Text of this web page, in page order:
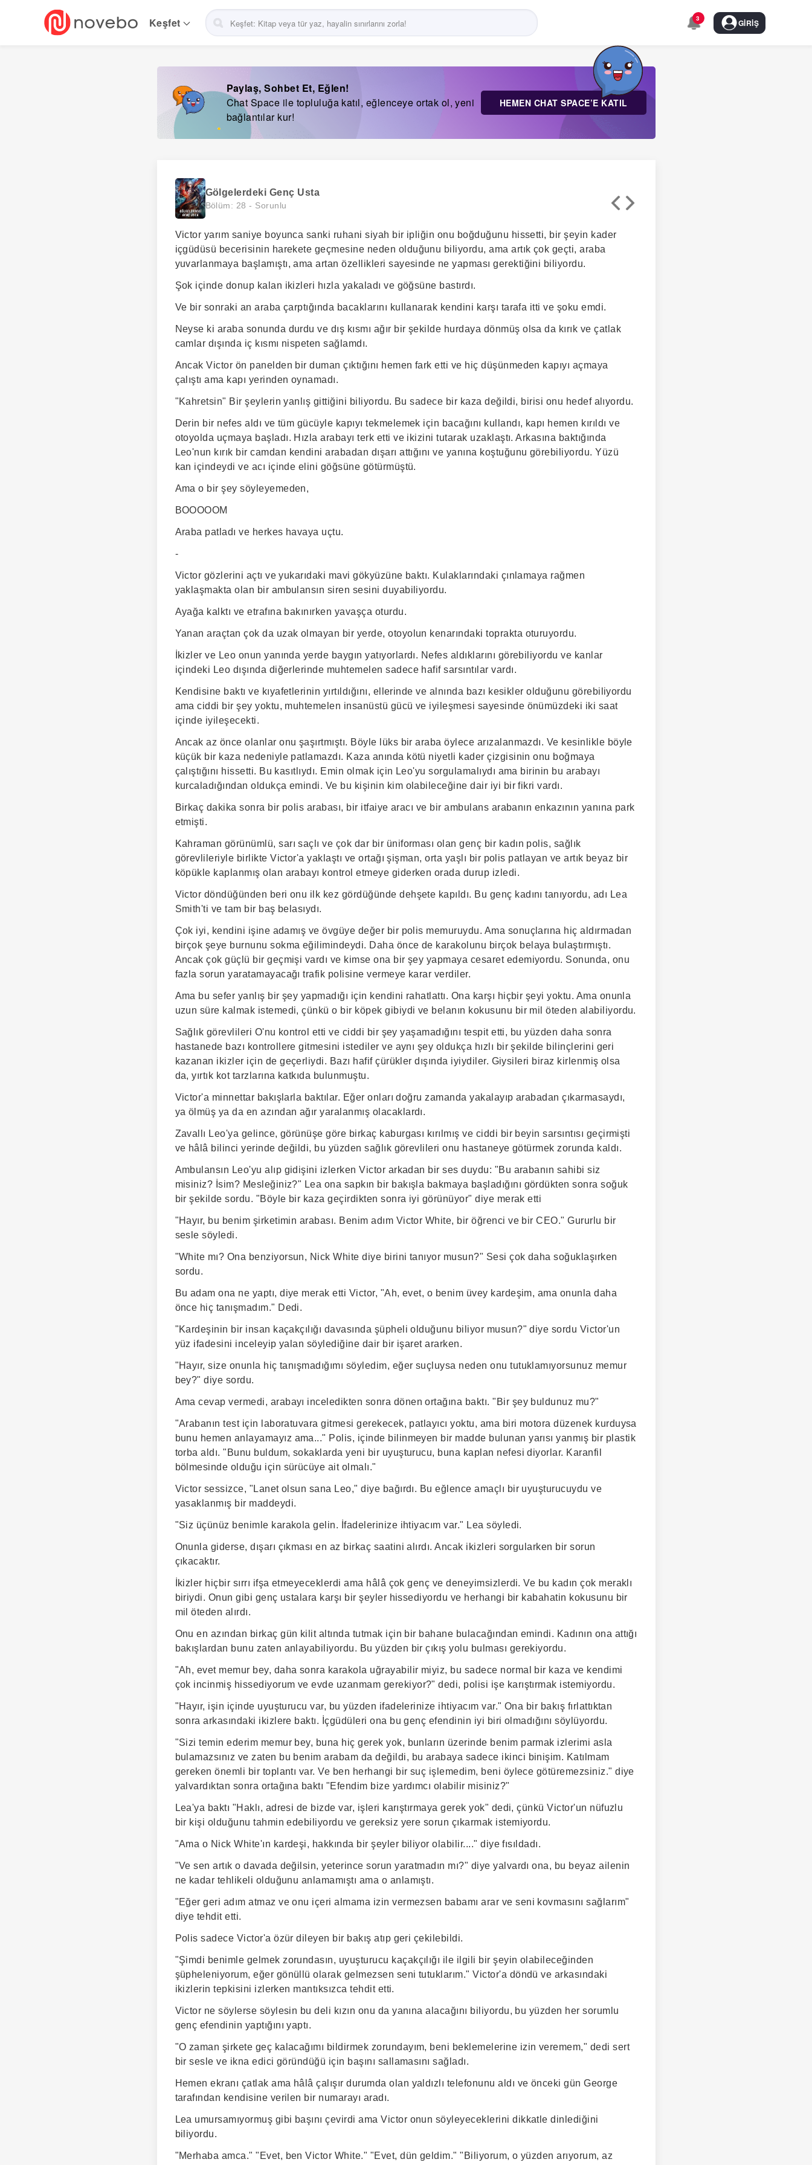
Keşfet 3 GIRIŞ
Paylaş, Sohbet Et, Eğlen!
Chat Space ile topluluğa katıl, eğlenceye ortak ol, yeni
bağlantılar kur!
HEMEN CHAT SPACE’E KATIL
Gölgelerdeki Genç Usta
Bölüm: 28 - Sorunlu
Victor yarım saniye boyunca sanki ruhani siyah bir ipliğin onu boğduğunu hissetti, bir şeyin kader
içgüdüsü becerisinin harekete geçmesine neden olduğunu biliyordu, ama artık çok geçti, araba
yuvarlanmaya başlamıştı, ama artan özellikleri sayesinde ne yapması gerektiğini biliyordu.
Şok içinde donup kalan ikizleri hızla yakaladı ve göğsüne bastırdı.
Ve bir sonraki an araba çarptığında bacaklarını kullanarak kendini karşı tarafa itti ve şoku emdi.
Neyse ki araba sonunda durdu ve dış kısmı ağır bir şekilde hurdaya dönmüş olsa da kırık ve çatlak
camlar dışında iç kısmı nispeten sağlamdı.
Ancak Victor ön panelden bir duman çıktığını hemen fark etti ve hiç düşünmeden kapıyı açmaya
çalıştı ama kapı yerinden oynamadı.
"Kahretsin" Bir şeylerin yanlış gittiğini biliyordu. Bu sadece bir kaza değildi, birisi onu hedef alıyordu.
Derin bir nefes aldı ve tüm gücüyle kapıyı tekmelemek için bacağını kullandı, kapı hemen kırıldı ve
otoyolda uçmaya başladı. Hızla arabayı terk etti ve ikizini tutarak uzaklaştı. Arkasına baktığında
Leo'nun kırık bir camdan kendini arabadan dışarı attığını ve yanına koştuğunu görebiliyordu. Yüzü
kan içindeydi ve acı içinde elini göğsüne götürmüştü.
Ama o bir şey söyleyemeden,
BOOOOOM
Araba patladı ve herkes havaya uçtu.
-
Victor gözlerini açtı ve yukarıdaki mavi gökyüzüne baktı. Kulaklarındaki çınlamaya rağmen
yaklaşmakta olan bir ambulansın siren sesini duyabiliyordu.
Ayağa kalktı ve etrafına bakınırken yavaşça oturdu.
Yanan araçtan çok da uzak olmayan bir yerde, otoyolun kenarındaki toprakta oturuyordu.
İkizler ve Leo onun yanında yerde baygın yatıyorlardı. Nefes aldıklarını görebiliyordu ve kanlar
içindeki Leo dışında diğerlerinde muhtemelen sadece hafif sarsıntılar vardı.
Kendisine baktı ve kıyafetlerinin yırtıldığını, ellerinde ve alnında bazı kesikler olduğunu görebiliyordu
ama ciddi bir şey yoktu, muhtemelen insanüstü gücü ve iyileşmesi sayesinde önümüzdeki iki saat
içinde iyileşecekti.
Ancak az önce olanlar onu şaşırtmıştı. Böyle lüks bir araba öylece arızalanmazdı. Ve kesinlikle böyle
küçük bir kaza nedeniyle patlamazdı. Kaza anında kötü niyetli kader çizgisinin onu boğmaya
çalıştığını hissetti. Bu kasıtlıydı. Emin olmak için Leo'yu sorgulamalıydı ama birinin bu arabayı
kurcaladığından oldukça emindi. Ve bu kişinin kim olabileceğine dair iyi bir fikri vardı.
Birkaç dakika sonra bir polis arabası, bir itfaiye aracı ve bir ambulans arabanın enkazının yanına park
etmişti.
Kahraman görünümlü, sarı saçlı ve çok dar bir üniforması olan genç bir kadın polis, sağlık
görevlileriyle birlikte Victor'a yaklaştı ve ortağı şişman, orta yaşlı bir polis patlayan ve artık beyaz bir
köpükle kaplanmış olan arabayı kontrol etmeye giderken orada durup izledi.
Victor döndüğünden beri onu ilk kez gördüğünde dehşete kapıldı. Bu genç kadını tanıyordu, adı Lea
Smith'ti ve tam bir baş belasıydı.
Çok iyi, kendini işine adamış ve övgüye değer bir polis memuruydu. Ama sonuçlarına hiç aldırmadan
birçok şeye burnunu sokma eğilimindeydi. Daha önce de karakolunu birçok belaya bulaştırmıştı.
Ancak çok güçlü bir geçmişi vardı ve kimse ona bir şey yapmaya cesaret edemiyordu. Sonunda, onu
fazla sorun yaratamayacağı trafik polisine vermeye karar verdiler.
Ama bu sefer yanlış bir şey yapmadığı için kendini rahatlattı. Ona karşı hiçbir şeyi yoktu. Ama onunla
uzun süre kalmak istemedi, çünkü o bir köpek gibiydi ve belanın kokusunu bir mil öteden alabiliyordu.
Sağlık görevlileri O'nu kontrol etti ve ciddi bir şey yaşamadığını tespit etti, bu yüzden daha sonra
hastanede bazı kontrollere gitmesini istediler ve aynı şey oldukça hızlı bir şekilde bilinçlerini geri
kazanan ikizler için de geçerliydi. Bazı hafif çürükler dışında iyiydiler. Giysileri biraz kirlenmiş olsa
da, yırtık kot tarzlarına katkıda bulunmuştu.
Victor'a minnettar bakışlarla baktılar. Eğer onları doğru zamanda yakalayıp arabadan çıkarmasaydı,
ya ölmüş ya da en azından ağır yaralanmış olacaklardı.
Zavallı Leo'ya gelince, görünüşe göre birkaç kaburgası kırılmış ve ciddi bir beyin sarsıntısı geçirmişti
ve hâlâ bilinci yerinde değildi, bu yüzden sağlık görevlileri onu hastaneye götürmek zorunda kaldı.
Ambulansın Leo'yu alıp gidişini izlerken Victor arkadan bir ses duydu: "Bu arabanın sahibi siz
misiniz? İsim? Mesleğiniz?" Lea ona sapkın bir bakışla bakmaya başladığını gördükten sonra soğuk
bir şekilde sordu. "Böyle bir kaza geçirdikten sonra iyi görünüyor" diye merak etti
"Hayır, bu benim şirketimin arabası. Benim adım Victor White, bir öğrenci ve bir CEO." Gururlu bir
sesle söyledi.
"White mı? Ona benziyorsun, Nick White diye birini tanıyor musun?" Sesi çok daha soğuklaşırken
sordu.
Bu adam ona ne yaptı, diye merak etti Victor, "Ah, evet, o benim üvey kardeşim, ama onunla daha
önce hiç tanışmadım." Dedi.
"Kardeşinin bir insan kaçakçılığı davasında şüpheli olduğunu biliyor musun?" diye sordu Victor'un
yüz ifadesini inceleyip yalan söylediğine dair bir işaret ararken.
"Hayır, size onunla hiç tanışmadığımı söyledim, eğer suçluysa neden onu tutuklamıyorsunuz memur
bey?" diye sordu.
Ama cevap vermedi, arabayı inceledikten sonra dönen ortağına baktı. "Bir şey buldunuz mu?"
"Arabanın test için laboratuvara gitmesi gerekecek, patlayıcı yoktu, ama biri motora düzenek kurduysa
bunu hemen anlayamayız ama..." Polis, içinde bilinmeyen bir madde bulunan yarısı yanmış bir plastik
torba aldı. "Bunu buldum, sokaklarda yeni bir uyuşturucu, buna kaplan nefesi diyorlar. Karanfil
bölmesinde olduğu için sürücüye ait olmalı."
Victor sessizce, "Lanet olsun sana Leo," diye bağırdı. Bu eğlence amaçlı bir uyuşturucuydu ve
yasaklanmış bir maddeydi.
"Siz üçünüz benimle karakola gelin. İfadelerinize ihtiyacım var." Lea söyledi.
Onunla giderse, dışarı çıkması en az birkaç saatini alırdı. Ancak ikizleri sorgularken bir sorun
çıkacaktır.
İkizler hiçbir sırrı ifşa etmeyeceklerdi ama hâlâ çok genç ve deneyimsizlerdi. Ve bu kadın çok meraklı
biriydi. Onun gibi genç ustalara karşı bir şeyler hissediyordu ve herhangi bir kabahatin kokusunu bir
mil öteden alırdı.
Onu en azından birkaç gün kilit altında tutmak için bir bahane bulacağından emindi. Kadının ona attığı
bakışlardan bunu zaten anlayabiliyordu. Bu yüzden bir çıkış yolu bulması gerekiyordu.
"Ah, evet memur bey, daha sonra karakola uğrayabilir miyiz, bu sadece normal bir kaza ve kendimi
çok incinmiş hissediyorum ve evde uzanmam gerekiyor?" dedi, polisi işe karıştırmak istemiyordu.
"Hayır, işin içinde uyuşturucu var, bu yüzden ifadelerinize ihtiyacım var." Ona bir bakış fırlattıktan
sonra arkasındaki ikizlere baktı. İçgüdüleri ona bu genç efendinin iyi biri olmadığını söylüyordu.
"Sizi temin ederim memur bey, buna hiç gerek yok, bunların üzerinde benim parmak izlerimi asla
bulamazsınız ve zaten bu benim arabam da değildi, bu arabaya sadece ikinci binişim. Katılmam
gereken önemli bir toplantı var. Ve ben herhangi bir suç işlemedim, beni öylece götüremezsiniz." diye
yalvardıktan sonra ortağına baktı "Efendim bize yardımcı olabilir misiniz?"
Lea'ya baktı "Haklı, adresi de bizde var, işleri karıştırmaya gerek yok" dedi, çünkü Victor'un nüfuzlu
bir kişi olduğunu tahmin edebiliyordu ve gereksiz yere sorun çıkarmak istemiyordu.
"Ama o Nick White'ın kardeşi, hakkında bir şeyler biliyor olabilir...." diye fısıldadı.
"Ve sen artık o davada değilsin, yeterince sorun yaratmadın mı?" diye yalvardı ona, bu beyaz ailenin
ne kadar tehlikeli olduğunu anlamamıştı ama o anlamıştı.
"Eğer geri adım atmaz ve onu içeri almama izin vermezsen babamı arar ve seni kovmasını sağlarım"
diye tehdit etti.
Polis sadece Victor'a özür dileyen bir bakış atıp geri çekilebildi.
"Şimdi benimle gelmek zorundasın, uyuşturucu kaçakçılığı ile ilgili bir şeyin olabileceğinden
şüpheleniyorum, eğer gönüllü olarak gelmezsen seni tutuklarım." Victor'a döndü ve arkasındaki
ikizlerin tepkisini izlerken mantıksızca tehdit etti.
Victor ne söylerse söylesin bu deli kızın onu da yanına alacağını biliyordu, bu yüzden her sorumlu
genç efendinin yaptığını yaptı.
"O zaman şirkete geç kalacağımı bildirmek zorundayım, beni beklemelerine izin veremem," dedi sert
bir sesle ve ikna edici göründüğü için başını sallamasını sağladı.
Hemen ekranı çatlak ama hâlâ çalışır durumda olan yaldızlı telefonunu aldı ve önceki gün George
tarafından kendisine verilen bir numarayı aradı.
Lea umursamıyormuş gibi başını çevirdi ama Victor onun söyleyeceklerini dikkatle dinlediğini
biliyordu.
"Merhaba amca." "Evet, ben Victor White." "Evet, dün geldim." "Biliyorum, o yüzden arıyorum, az